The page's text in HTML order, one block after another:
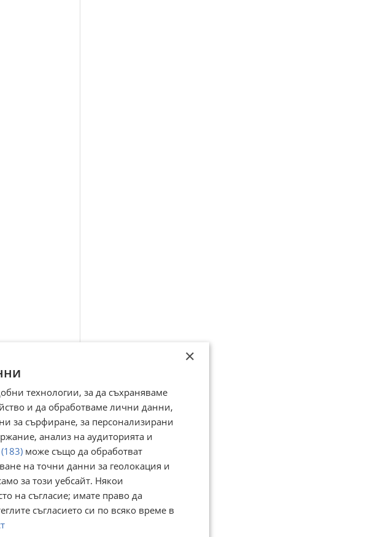
×
технологии, за да съхраняваме
и да обработваме лични данни,
за сърфиране, за персонализирани
анализ на аудиторията и
може също да обработват
на точни данни за геолокация и
за този уебсайт. Някои
на съгласие; имате право да
съгласието си по всяко време в